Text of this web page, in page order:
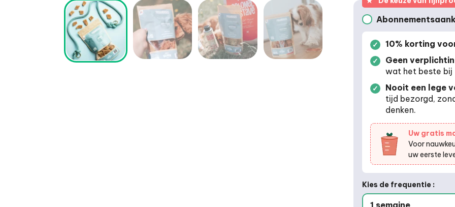
Aankoop via
10% korting
Geen
wat het beste bij
Nooit een lege
tijd bezorgd,
denken.
Uw gratis
Voor
uw eerste
Kies de frequentie :